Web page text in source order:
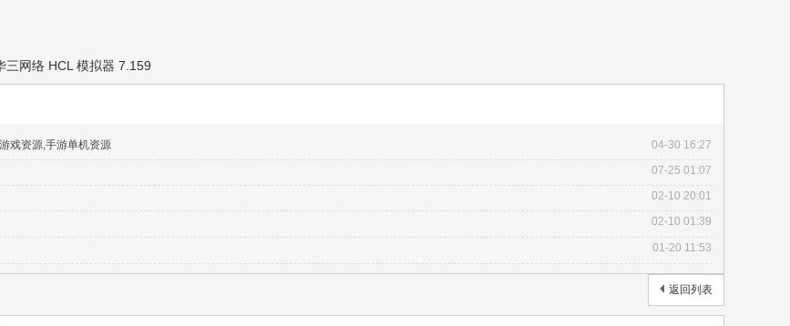
三网络 HCL 模拟器 7.159
戏资源,手游单机资源
04-30 16:27
07-25 01:07
02-10 20:01
02-10 01:39
01-20 11:53
返回列表